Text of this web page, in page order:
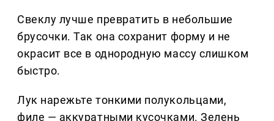
Свеклу лучше превратить в небольшие
брусочки. Так она сохранит форму и не
окрасит все в однородную массу слишком
быстро.
Лук нарежьте тонкими полукольцами,
филе — аккуратными кусочками. Зелень